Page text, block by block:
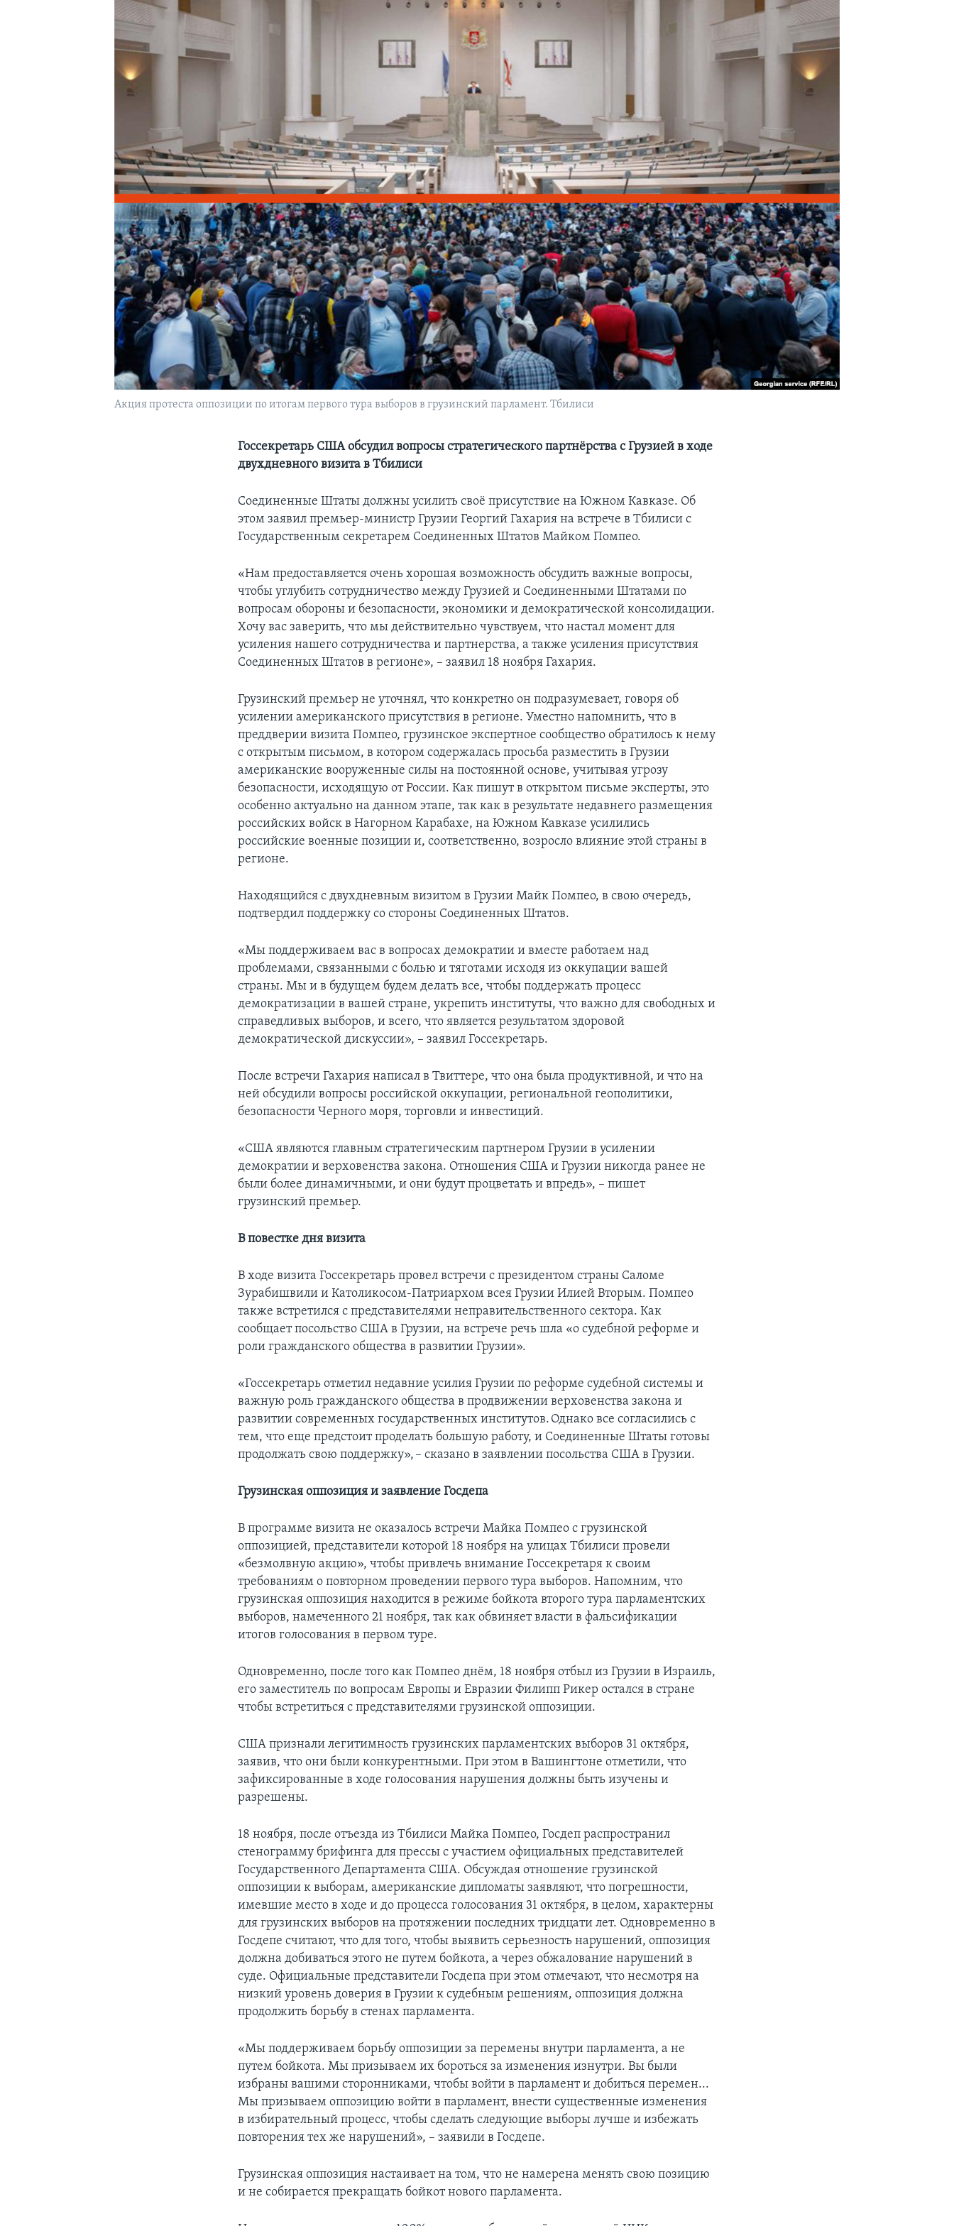
Акция протеста оппозиции по итогам первого тура выборов в грузинский парламент. Тбилиси
Госсекретарь США обсудил вопросы стратегического партнёрства с Грузией в ходе
двухдневного визита в Тбилиси
Соединенные Штаты должны усилить своё присутствие на Южном Кавказе. Об
этом заявил премьер-министр Грузии Георгий Гахария на встрече в Тбилиси с
Государственным секретарем Соединенных Штатов Майком Помпео.
«Нам предоставляется очень хорошая возможность обсудить важные вопросы,
чтобы углубить сотрудничество между Грузией и Соединенными Штатами по
вопросам обороны и безопасности, экономики и демократической консолидации.
Хочу вас заверить, что мы действительно чувствуем, что настал момент для
усиления нашего сотрудничества и партнерства, а также усиления присутствия
Соединенных Штатов в регионе», – заявил 18 ноября Гахария.
Грузинский премьер не уточнял, что конкретно он подразумевает, говоря об
усилении американского присутствия в регионе. Уместно напомнить, что в
преддверии визита Помпео, грузинское экспертное сообщество обратилось к нему
с открытым письмом, в котором содержалась просьба разместить в Грузии
американские вооруженные силы на постоянной основе, учитывая угрозу
безопасности, исходящую от России. Как пишут в открытом письме эксперты, это
особенно актуально на данном этапе, так как в результате недавнего размещения
российских войск в Нагорном Карабахе, на Южном Кавказе усилились
российские военные позиции и, соответственно, возросло влияние этой страны в
регионе.
Находящийся с двухдневным визитом в Грузии Майк Помпео, в свою очередь,
подтвердил поддержку со стороны Соединенных Штатов.
«Мы поддерживаем вас в вопросах демократии и вместе работаем над
проблемами, связанными с болью и тяготами исходя из оккупации вашей
страны. Мы и в будущем будем делать все, чтобы поддержать процесс
демократизации в вашей стране, укрепить институты, что важно для свободных и
справедливых выборов, и всего, что является результатом здоровой
демократической дискуссии», – заявил Госсекретарь.
После встречи Гахария написал в Твиттере, что она была продуктивной, и что на
ней обсудили вопросы российской оккупации, региональной геополитики,
безопасности Черного моря, торговли и инвестиций.
«США являются главным стратегическим партнером Грузии в усилении
демократии и верховенства закона. Отношения США и Грузии никогда ранее не
были более динамичными, и они будут процветать и впредь», – пишет
грузинский премьер.
В повестке дня визита
В ходе визита Госсекретарь провел встречи с президентом страны Саломе
Зурабишвили и Католикосом-Патриархом всея Грузии Илией Вторым. Помпео
также встретился с представителями неправительственного сектора. Как
сообщает посольство США в Грузии, на встрече речь шла «о судебной реформе и
роли гражданского общества в развитии Грузии».
«Госсекретарь отметил недавние усилия Грузии по реформе судебной системы и
важную роль гражданского общества в продвижении верховенства закона и
развитии современных государственных институтов. Однако все согласились с
тем, что еще предстоит проделать большую работу, и Соединенные Штаты готовы
продолжать свою поддержку», – сказано в заявлении посольства США в Грузии.
Грузинская оппозиция и заявление Госдепа
В программе визита не оказалось встречи Майка Помпео с грузинской
оппозицией, представители которой 18 ноября на улицах Тбилиси провели
«безмолвную акцию», чтобы привлечь внимание Госсекретаря к своим
требованиям о повторном проведении первого тура выборов. Напомним, что
грузинская оппозиция находится в режиме бойкота второго тура парламентских
выборов, намеченного 21 ноября, так как обвиняет власти в фальсификации
итогов голосования в первом туре.
Одновременно, после того как Помпео днём, 18 ноября отбыл из Грузии в Израиль,
его заместитель по вопросам Европы и Евразии Филипп Рикер остался в стране
чтобы встретиться с представителями грузинской оппозиции.
США признали легитимность грузинских парламентских выборов 31 октября,
заявив, что они были конкурентными. При этом в Вашингтоне отметили, что
зафиксированные в ходе голосования нарушения должны быть изучены и
разрешены.
18 ноября, после отъезда из Тбилиси Майка Помпео, Госдеп распространил
стенограмму брифинга для прессы с участием официальных представителей
Государственного Департамента США. Обсуждая отношение грузинской
оппозиции к выборам, американские дипломаты заявляют, что погрешности,
имевшие место в ходе и до процесса голосования 31 октября, в целом, характерны
для грузинских выборов на протяжении последних тридцати лет. Одновременно в
Госдепе считают, что для того, чтобы выявить серьезность нарушений, оппозиция
должна добиваться этого не путем бойкота, а через обжалование нарушений в
суде. Официальные представители Госдепа при этом отмечают, что несмотря на
низкий уровень доверия в Грузии к судебным решениям, оппозиция должна
продолжить борьбу в стенах парламента.
«Мы поддерживаем борьбу оппозиции за перемены внутри парламента, а не
путем бойкота. Мы призываем их бороться за изменения изнутри. Вы были
избраны вашими сторонниками, чтобы войти в парламент и добиться перемен...
Мы призываем оппозицию войти в парламент, внести существенные изменения
в избирательный процесс, чтобы сделать следующие выборы лучше и избежать
повторения тех же нарушений», – заявили в Госдепе.
Грузинская оппозиция настаивает на том, что не намерена менять свою позицию
и не собирается прекращать бойкот нового парламента.